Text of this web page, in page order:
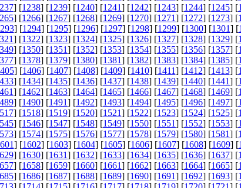
] [1238] [1239] [1240] [1241] [1242] [1243] [1244] [1245] [
] [1266] [1267] [1268] [1269] [1270] [1271] [1272] [1273] [
] [1294] [1295] [1296] [1297] [1298] [1299] [1300] [1301] [
] [1322] [1323] [1324] [1325] [1326] [1327] [1328] [1329] [
] [1350] [1351] [1352] [1353] [1354] [1355] [1356] [1357] [
] [1378] [1379] [1380] [1381] [1382] [1383] [1384] [1385] [
] [1406] [1407] [1408] [1409] [1410] [1411] [1412] [1413] [
] [1434] [1435] [1436] [1437] [1438] [1439] [1440] [1441] [
] [1462] [1463] [1464] [1465] [1466] [1467] [1468] [1469] [
] [1490] [1491] [1492] [1493] [1494] [1495] [1496] [1497] [
] [1518] [1519] [1520] [1521] [1522] [1523] [1524] [1525] [
] [1546] [1547] [1548] [1549] [1550] [1551] [1552] [1553] [
] [1574] [1575] [1576] [1577] [1578] [1579] [1580] [1581] [
] [1602] [1603] [1604] [1605] [1606] [1607] [1608] [1609] [
] [1630] [1631] [1632] [1633] [1634] [1635] [1636] [1637] [
] [1658] [1659] [1660] [1661] [1662] [1663] [1664] [1665] [
] [1686] [1687] [1688] [1689] [1690] [1691] [1692] [1693] [